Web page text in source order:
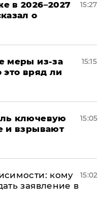
в 2026–2027
о
15:27
меры из-за
это вряд ли
15:15
ключевую
и взрывают
15:05
кому
заявление в
15:02